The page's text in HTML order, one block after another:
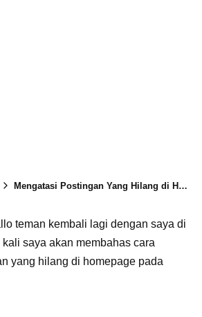
Mengatasi Postingan Yang Hilang di Homepage Blogger
teman kembali lagi dengan saya di
kali saya akan membahas cara
yang hilang di homepage pada